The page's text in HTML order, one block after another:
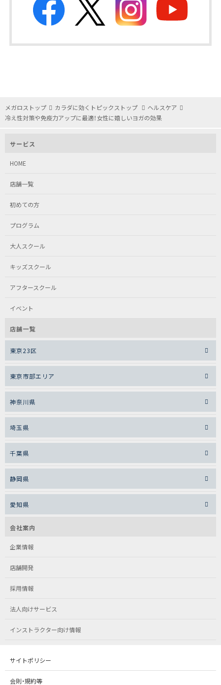
メガロストップ カラダに効くトピックストップ
ヘルスケア
冷え性対策や免疫力アップに最適！女性に嬉しいヨガの効果
サービス
HOME
店舗一覧
初めての方
プログラム
大人スクール
キッズスクール
アフタースクール
イベント
店舗一覧
東京23区
東京市部エリア
神奈川県
埼玉県
千葉県
静岡県
愛知県
会社案内
企業情報
店舗開発
採用情報
法人向けサービス
インストラクター向け情報
サイトポリシー
会則・規約等